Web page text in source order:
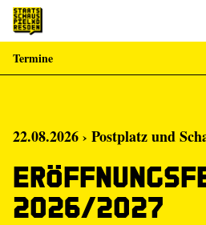
Zum Hauptinhalt springen
Termine
22.08.2026 › Postplatz und
2026/2027